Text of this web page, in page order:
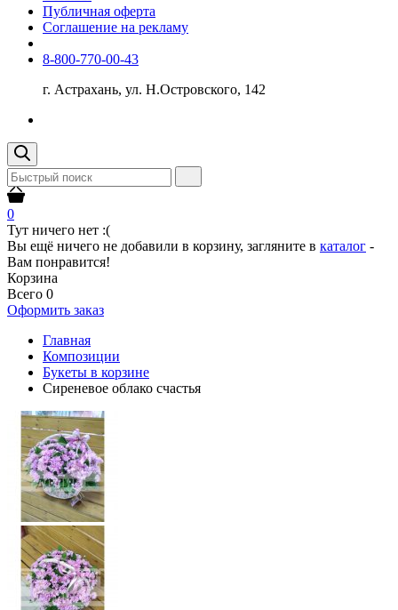
Публичная оферта
Соглашение на рекламу
8-800-770-00-43
г. Астрахань, ул. Н.Островского, 142
0
Тут ничего нет :(
Вы ещё ничего не добавили в корзину, загляните в каталог -
Вам понравится!
Корзина
Всего 0
Оформить заказ
Главная
Композиции
Букеты в корзине
Сиреневое облако счастья